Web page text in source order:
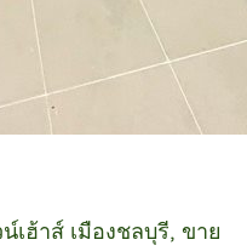
เฮ้าส์ เมืองชลบุรี, ขาย